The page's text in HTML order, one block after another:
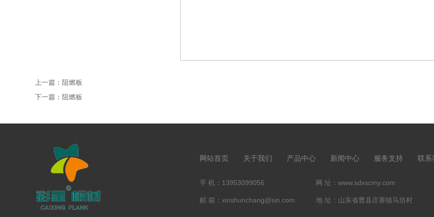
上一篇： 阻燃板
下一篇： 阻燃板
网站首页 关于我们 产品中心 新闻中心 服务支持 联系
手 机：13953099056 网 址：www.sdxscmy.com
邮 箱：xinshunchang@sin.com 地 址：山东省曹县庄寨镇马坊村